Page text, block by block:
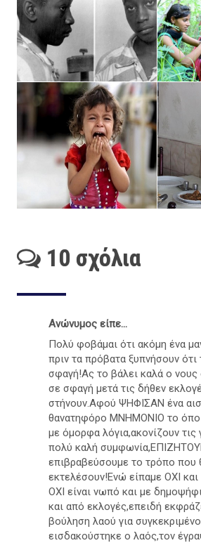
10 σχόλια
Ανώνυμος είπε...
Πολύ φοβάμαι ότι ακόμη ένα
πριν τα πρόβατα ξυπνήσουν ότι
σφαγή!Ας το βάλει καλά ο
σε σφαγή μετά τις δήθεν
στήνουν.Αφού ΨΗΦΙΣΑΝ ένα
θανατηφόρο ΜΝΗΜΟΝΙΟ το
με όμορφα λόγια,ακονίζουν
πολύ καλή
επιβραβεύσουμε το τρόπο που
εκτελέσουν!Ενώ είπαμε ΟΧΙ
ΟΧΙ είναι νωπό και με
και από εκλογές,επειδή
βούληση λαού για
εισδακούστηκε ο λαός,τον